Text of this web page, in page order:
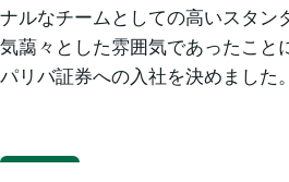
ナルなチームとしての高いスタン
気藹々とした雰囲気であったこと
パリバ証券への入社を決めました。